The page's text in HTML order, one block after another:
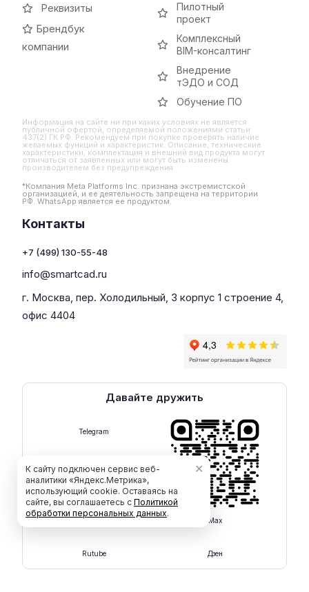
Реквизиты
Брендбук
компании
Пилотный
проект
Комплексный
BIM-консалтинг
Внедрение
тЭДО и СОД
Обучение ПО
Информация на сайте ни при каких условиях не является
публичной офертой, определяемой положениями статьи
437(2) ГК РФ. Рекомендуем при покупке проверять наличие
желаемых функций и характеристик. Описание, технические
характеристики, комплектация и внешний вид продукта могут
отличаться от заявленных или могут быть изменены
производителем без предупреждения
*Компания Meta Platforms Inc. признана экстремистской
организацией, и ее деятельность запрещена на территории
РФ. WhatsApp является ее продуктом.
Контакты
+7 (499) 130-55-48
info@smartcad.ru
г. Москва, пер. Холодильный, 3 корпус 1 строение 4,
офис 4404
Давайте дружить
Telegram
Max
Rutube Дзен
К сайту подключен сервис веб-
аналитики «Яндекс.Метрика»,
использующий cookie. Оставаясь на
сайте, вы соглашаетесь с Политикой
обработки персональных данных.
✕